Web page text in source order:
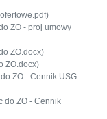
ZO - proj umowy
ZO.docx)
ZO.docx)
ZO - Cennik USG
do ZO - Cennik